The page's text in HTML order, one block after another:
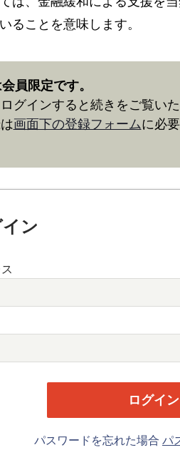
ることを意味します。
員限定です。
グインすると続きをご覧いた
画面下の登録フォームに必
ン
パスワードを忘れた場合 パ